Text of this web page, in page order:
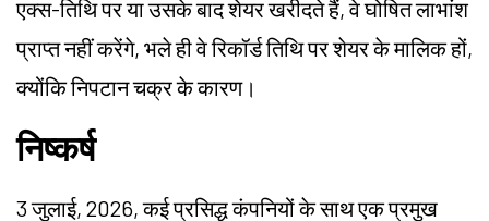
एक्स-तिथि पर या उसके बाद शेयर खरीदते हैं, वे घोषित लाभांश
प्राप्त नहीं करेंगे, भले ही वे रिकॉर्ड तिथि पर शेयर के मालिक हों,
क्योंकि निपटान चक्र के कारण।
निष्कर्ष
3 जुलाई, 2026, कई प्रसिद्ध कंपनियों के साथ एक प्रमुख